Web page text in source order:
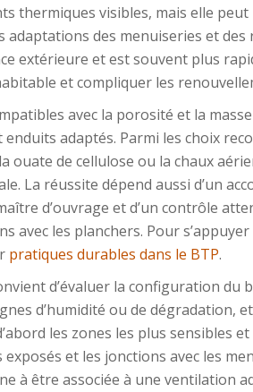
thermiques visibles, mais elle peut
des menuiseries et des
extérieure et est souvent plus
et compliquer les
avec la porosité et la
adaptés. Parmi les choix
ouate de cellulose ou la chaux
La réussite dépend aussi d’un
d’ouvrage et d’un contrôle
avec les planchers. Pour
pratiques durables dans le BTP.
d’évaluer la configuration du
d’humidité ou de dégradation,
les zones les plus sensibles
et les jonctions avec les
à être associée à une ventilation